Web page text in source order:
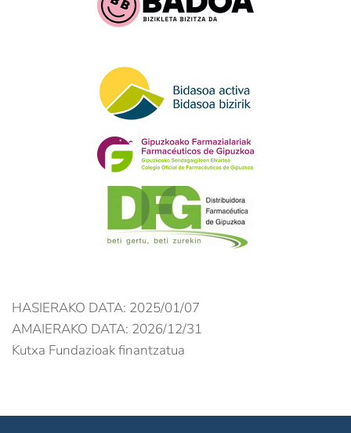
HASIERAKO DATA: 2025/01/07
AMAIERAKO DATA: 2026/12/31
Kutxa Fundazioak finantzatua